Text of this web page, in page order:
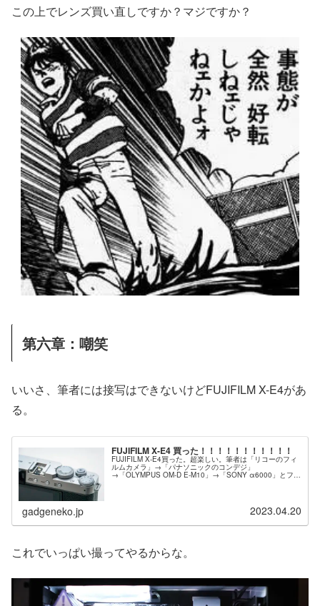
この上でレンズ買い直しですか？マジですか？
第六章：嘲笑
いいさ、筆者には接写はできないけどFUJIFILM X-E4があ
る。
FUJIFILM X-E4 買った！！！！！！！！！！！
FUJIFILM X-E4買った。超楽しい。筆者は「リコーのフィ
ルムカメラ」→「パナソニックのコンデジ」
→「OLYMPUS OM-D E-M10」→「SONY α6000」とフラ
gadgeneko.jp 2023.04.20
これでいっぱい撮ってやるからな。